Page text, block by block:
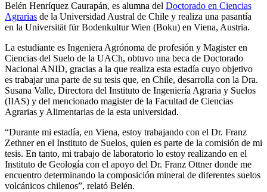
Belén Henríquez Caurapán, es alumna del Doctorado en Ciencias
Agrarias de la Universidad Austral de Chile y realiza una pasantía
en la Universität für Bodenkultur Wien (Boku) en Viena, Austria.
La estudiante es Ingeniera Agrónoma de profesión y Magister en
Ciencias del Suelo de la UACh, obtuvo una beca de Doctorado
Nacional ANID, gracias a la que realiza esta estadía cuyo objetivo
es trabajar una parte de su tesis que, en Chile, desarrolla con la Dra.
Susana Valle, Directora del Instituto de Ingeniería Agraria y Suelos
(IIAS) y del mencionado magister de la Facultad de Ciencias
Agrarias y Alimentarias de la esta universidad.
“Durante mi estadía, en Viena, estoy trabajando con el Dr. Franz
Zethner en el Instituto de Suelos, quien es parte de la comisión de mi
tesis. En tanto, mi trabajo de laboratorio lo estoy realizando en el
Instituto de Geología con el apoyo del Dr. Franz Ottner donde me
encuentro determinando la composición mineral de diferentes suelos
volcánicos chilenos”, relató Belén.